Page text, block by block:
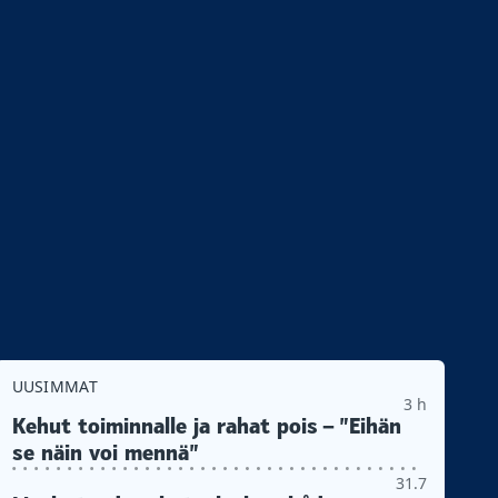
UUSIMMAT
3 h
Kehut toiminnalle ja rahat pois – ”Eihän
se näin voi mennä”
31.7